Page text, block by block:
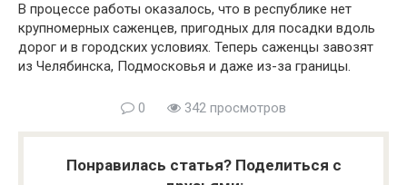
В процессе работы оказалось, что в республике нет
крупномерных саженцев, пригодных для посадки вдоль
дорог и в городских условиях. Теперь саженцы завозят
из Челябинска, Подмосковья и даже из-за границы.
0 342 просмотров
Понравилась статья? Поделиться с